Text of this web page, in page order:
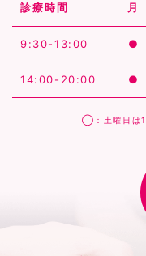
診療時間 月
9:30-13:00 ●
14:00-20:00 ●
◯：土曜日は